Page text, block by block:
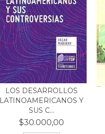
LOS DESARROLLOS
LATINOAMERICANOS Y
SUS C...
$30.000,00